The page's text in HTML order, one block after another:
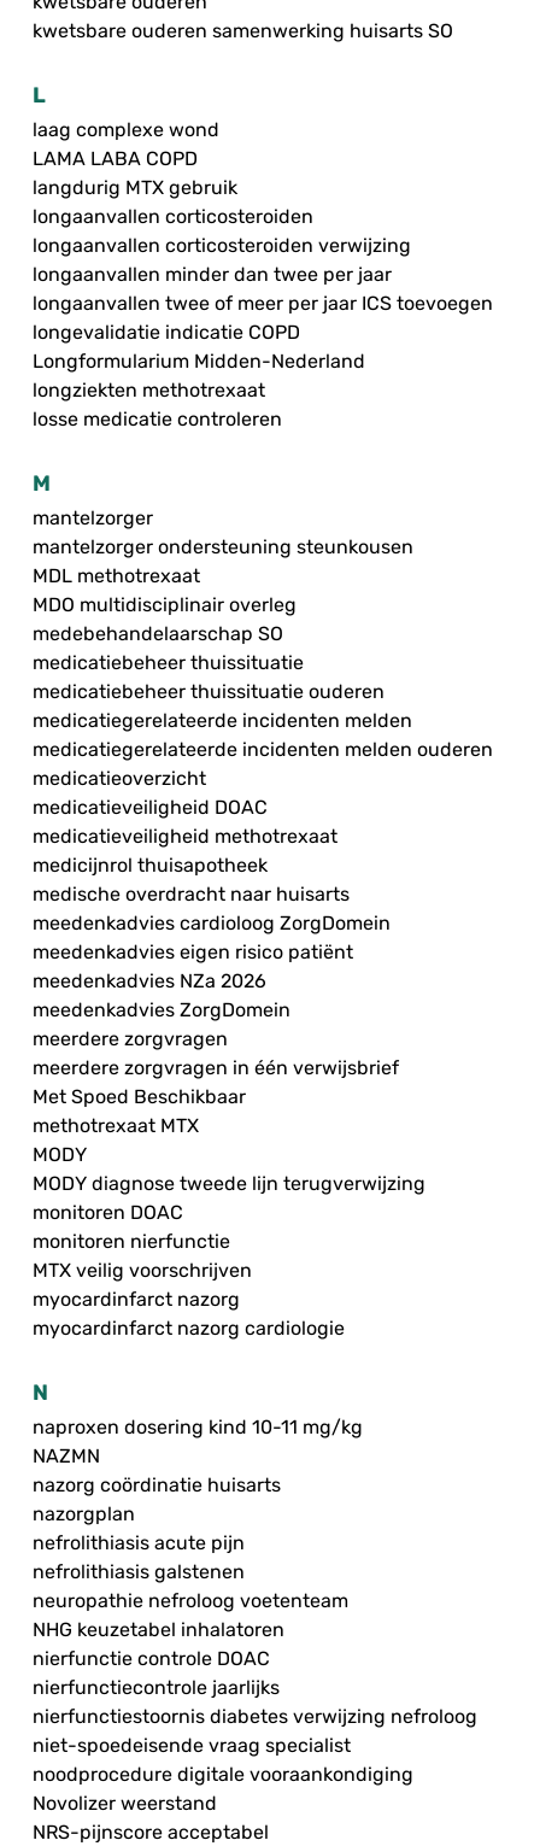
kwetsbare ouderen samenwerking huisarts SO
L
laag complexe wond
LAMA LABA COPD
langdurig MTX gebruik
longaanvallen corticosteroiden
longaanvallen corticosteroiden verwijzing
longaanvallen minder dan twee per jaar
longaanvallen twee of meer per jaar ICS toevoegen
longevalidatie indicatie COPD
Longformularium Midden-Nederland
longziekten methotrexaat
losse medicatie controleren
M
mantelzorger
mantelzorger ondersteuning steunkousen
MDL methotrexaat
MDO multidisciplinair overleg
medebehandelaarschap SO
medicatiebeheer thuissituatie
medicatiebeheer thuissituatie ouderen
medicatiegerelateerde incidenten melden
medicatiegerelateerde incidenten melden ouderen
medicatieoverzicht
medicatieveiligheid DOAC
medicatieveiligheid methotrexaat
medicijnrol thuisapotheek
medische overdracht naar huisarts
meedenkadvies cardioloog ZorgDomein
meedenkadvies eigen risico patiënt
meedenkadvies NZa 2026
meedenkadvies ZorgDomein
meerdere zorgvragen
meerdere zorgvragen in één verwijsbrief
Met Spoed Beschikbaar
methotrexaat MTX
MODY
MODY diagnose tweede lijn terugverwijzing
monitoren DOAC
monitoren nierfunctie
MTX veilig voorschrijven
myocardinfarct nazorg
myocardinfarct nazorg cardiologie
N
naproxen dosering kind 10-11 mg/kg
NAZMN
nazorg coördinatie huisarts
nazorgplan
nefrolithiasis acute pijn
nefrolithiasis galstenen
neuropathie nefroloog voetenteam
NHG keuzetabel inhalatoren
nierfunctie controle DOAC
nierfunctiecontrole jaarlijks
nierfunctiestoornis diabetes verwijzing nefroloog
niet-spoedeisende vraag specialist
noodprocedure digitale vooraankondiging
Novolizer weerstand
NRS-pijnscore acceptabel